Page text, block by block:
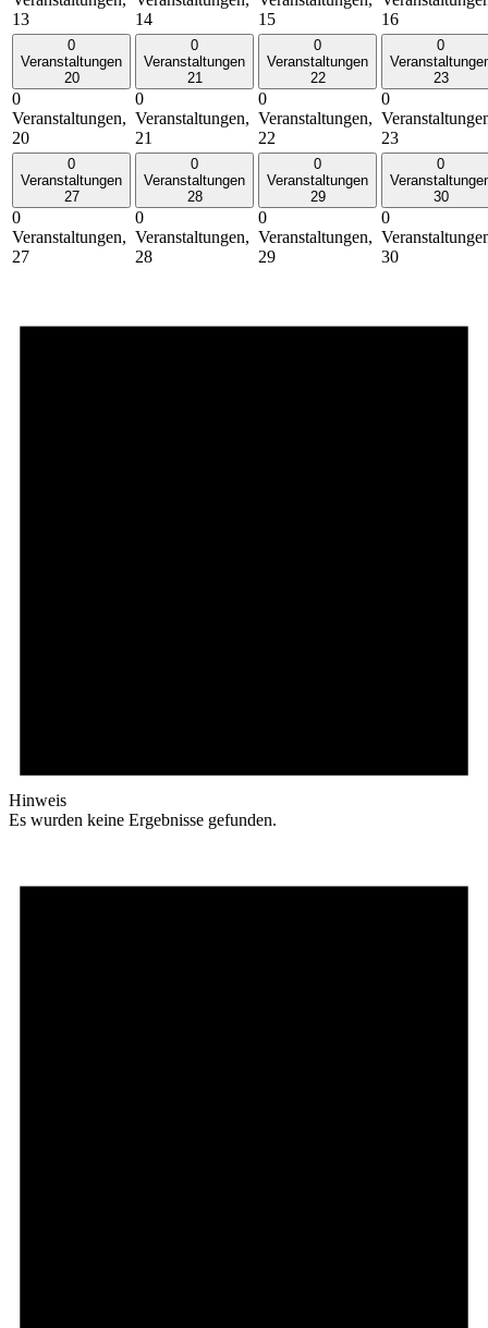
13
14
15
16
0
Veranstaltungen
20
0
Veranstaltungen,
20
0
Veranstaltungen
21
0
Veranstaltungen,
21
0
Veranstaltungen
22
0
Veranstaltungen,
22
0
23
0
23
0
Veranstaltungen
27
0
Veranstaltungen,
27
0
Veranstaltungen
28
0
Veranstaltungen,
28
0
Veranstaltungen
29
0
Veranstaltungen,
29
0
30
0
30
Hinweis
Es wurden keine Ergebnisse gefunden.